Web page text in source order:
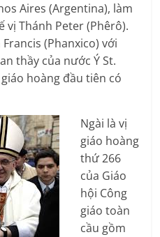
Aires (Argentina), làm
vị Thánh Peter (Phêrô).
(Phanxico) với
thầy của nước Ý St.
hoàng đầu tiên có
Ngài là vị
giáo hoàng
thứ 266
của Giáo
hội Công
giáo toàn
cầu gồm